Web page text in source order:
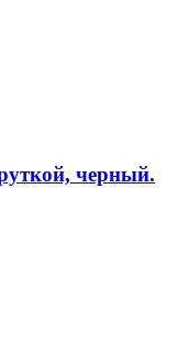
черный.